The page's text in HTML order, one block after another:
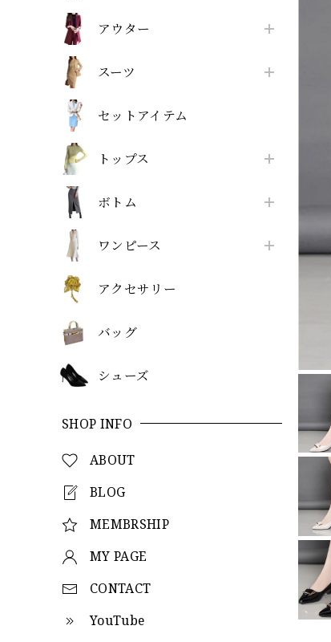
アウター
スーツ
セットアイテム
トップス
ボトム
ワンピース
アクセサリー
バッグ
シューズ
SHOP INFO
ABOUT
BLOG
MEMBRSHIP
MY PAGE
CONTACT
YouTube